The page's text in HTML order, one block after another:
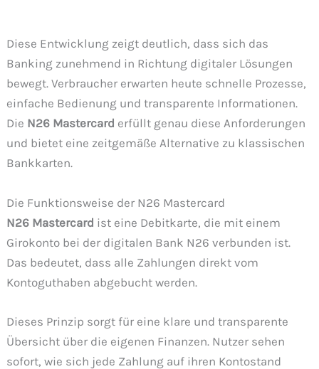
Diese Entwicklung zeigt deutlich, dass sich das
Banking zunehmend in Richtung digitaler Lösungen
bewegt. Verbraucher erwarten heute schnelle Prozesse,
einfache Bedienung und transparente Informationen.
Die N26 Mastercard erfüllt genau diese Anforderungen
und bietet eine zeitgemäße Alternative zu klassischen
Bankkarten.
Die Funktionsweise der N26 Mastercard
N26 Mastercard ist eine Debitkarte, die mit einem
Girokonto bei der digitalen Bank N26 verbunden ist.
Das bedeutet, dass alle Zahlungen direkt vom
Kontoguthaben abgebucht werden.
Dieses Prinzip sorgt für eine klare und transparente
Übersicht über die eigenen Finanzen. Nutzer sehen
sofort, wie sich jede Zahlung auf ihren Kontostand